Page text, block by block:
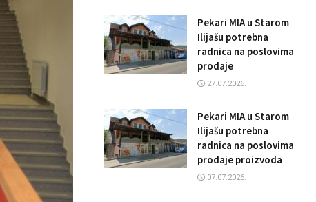
Pekari MIA u Starom
Ilijašu potrebna
radnica na poslovima
prodaje
27.07.2026.
Pekari MIA u Starom
Ilijašu potrebna
radnica na poslovima
prodaje proizvoda
07.07.2026.